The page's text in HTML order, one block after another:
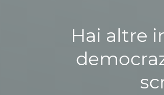
Hai altre